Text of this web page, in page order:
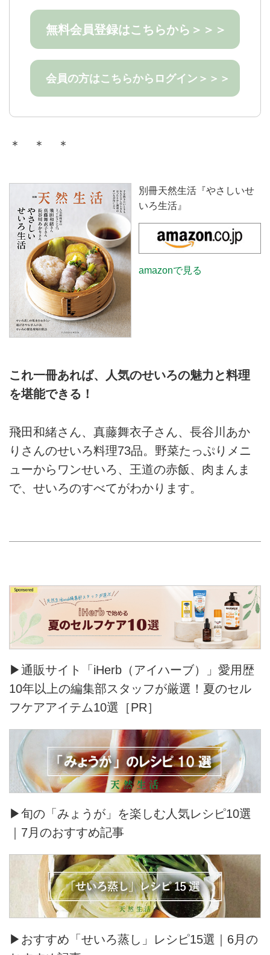
無料会員登録はこちらから＞＞＞
会員の方はこちらからログイン＞＞＞
＊ ＊ ＊
別冊天然生活『やさしいせ
いろ生活』
amazonで見る
これ一冊あれば、人気のせいろの魅力と料理
を堪能できる！
飛田和緒さん、真藤舞衣子さん、長谷川あか
りさんのせいろ料理73品。野菜たっぷりメニ
ューからワンせいろ、王道の赤飯、肉まんま
で、せいろのすべてがわかります。
▶通販サイト「iHerb（アイハーブ）」愛用歴
10年以上の編集部スタッフが厳選！夏のセル
フケアアイテム10選［PR］
▶旬の「みょうが」を楽しむ人気レシピ10選
｜7月のおすすめ記事
▶おすすめ「せいろ蒸し」レシピ15選｜6月の